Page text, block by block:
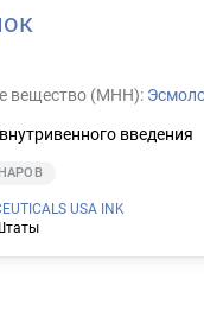
вещество (МНН):
введения
USA INK